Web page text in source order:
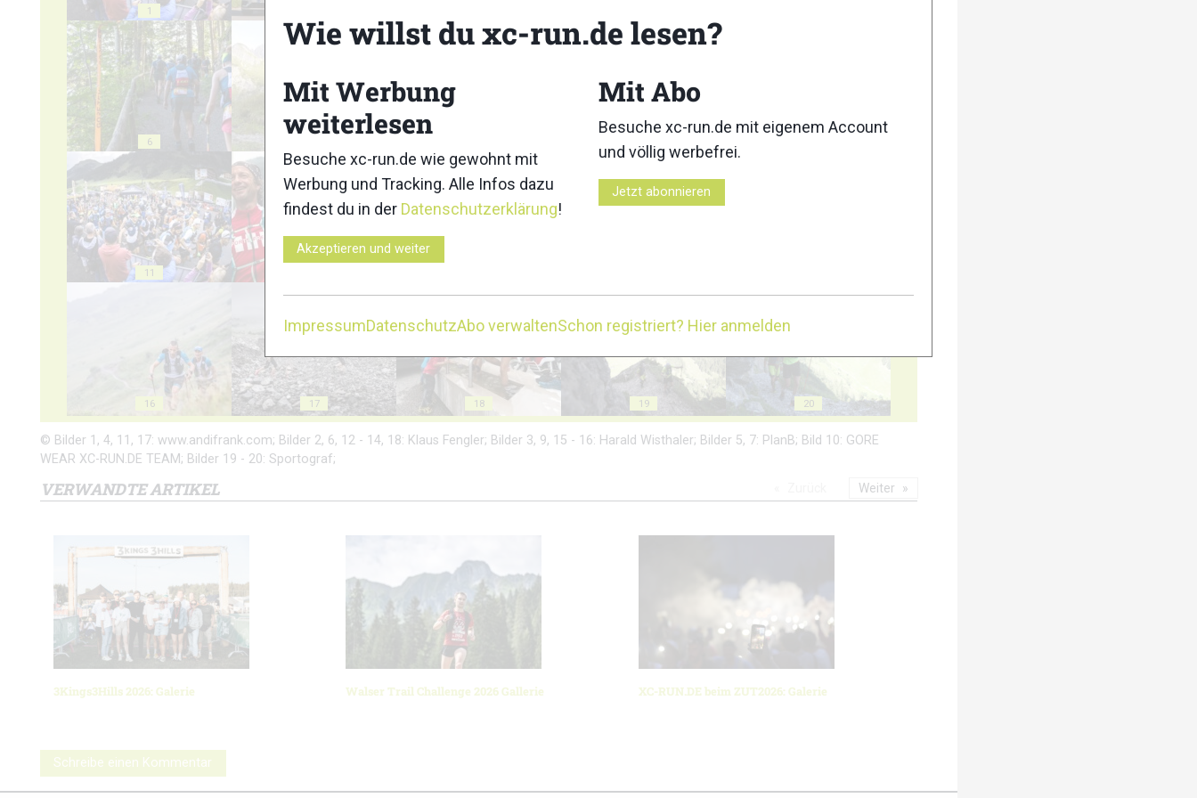
1
6
11
16 17 18 19 20
© Bilder 1, 4, 11, 17: www.andifrank.com; Bilder 2, 6, 12 - 14, 18: Klaus Fengler; Bilder 3, 9, 15 - 16: Harald Wisthaler; Bilder 5, 7: PlanB; Bild 10: GORE
WEAR XC-RUN.DE TEAM; Bilder 19 - 20: Sportograf;
VERWANDTE ARTIKEL
3Kings3Hills 2026: Galerie Walser Trail Challenge 2026 Gallerie XC-RUN.DE beim ZUT2026: Galerie
Weiter
Schreibe einen Kommentar
Wie willst du xc-run.de lesen?
Mit Werbung
weiterlesen
Besuche xc-run.de wie gewohnt mit
Werbung und Tracking. Alle Infos dazu
findest du in der Datenschutzerklärung!
Akzeptieren und weiter
Mit Abo
Besuche xc-run.de mit eigenem Account
und völlig werbefrei.
Jetzt abonnieren
ImpressumDatenschutzAbo verwaltenSchon registriert? Hier anmelden